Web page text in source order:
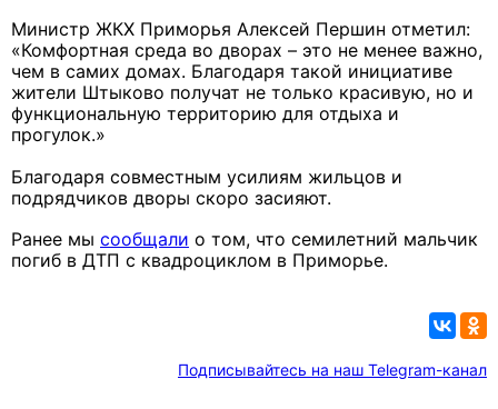
Министр ЖКХ Приморья Алексей Першин отметил:
«Комфортная среда во дворах – это не менее важно,
чем в самих домах. Благодаря такой инициативе
жители Штыково получат не только красивую, но и
функциональную территорию для отдыха и
прогулок.»
Благодаря совместным усилиям жильцов и
подрядчиков дворы скоро засияют.
Ранее мы сообщали о том, что семилетний мальчик
погиб в ДТП с квадроциклом в Приморье.
Подписывайтесь на наш Telegram-канал